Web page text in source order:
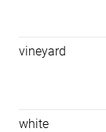
vineyard
white